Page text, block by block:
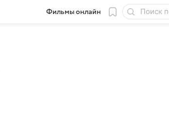
Фильмы онлайн